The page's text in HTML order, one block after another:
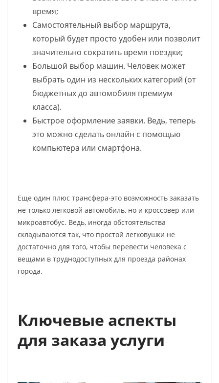
время;
Самостоятельный выбор маршрута,
который будет просто удобен или позволит
значительно сократить время поездки;
Большой выбор машин. Человек может
выбрать один из нескольких категорий (от
бюджетных до автомобиля премиум
класса).
Быстрое оформление заявки. Ведь, теперь
это можно сделать онлайн с помощью
компьютера или смартфона.
Еще один плюс трансфера-это возможность заказать
не только легковой автомобиль, но и кроссовер или
микроавтобус. Ведь, иногда обстоятельства
складываются так, что простой легковушки не
достаточно для того, чтобы перевести человека с
вещами в труднодоступных для проезда районах
города.
Ключевые аспекты
для заказа услуги